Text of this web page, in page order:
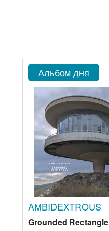
Альбом дня
AMBIDEXTROUS
Grounded Rectangle